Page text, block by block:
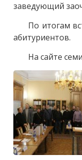
заведующий
По итогам
абитуриентов.
На сайте